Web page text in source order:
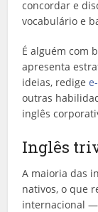
concordar e
vocabulário e
É alguém com
apresenta
ideias, redige
outras
inglês
Inglês
A maioria das
nativos, o que
internacional —